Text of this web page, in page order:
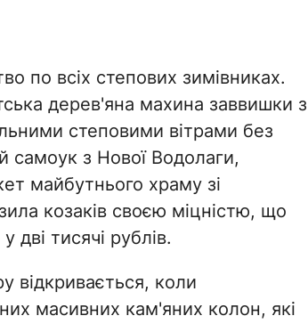
по всіх степових зимівниках.
дерев'яна махина заввишки з
степовими вітрами без
самоук з Нової Водолаги,
майбутнього храму зі
козаків своєю міцністю, що
тисячі рублів.
відкривається, коли
масивних кам'яних колон, які